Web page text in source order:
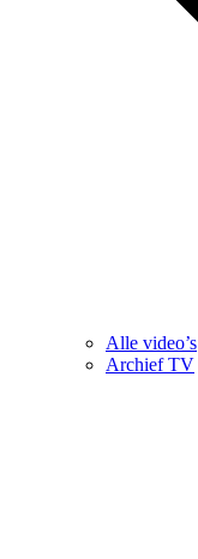
Alle video’s
Archief TV